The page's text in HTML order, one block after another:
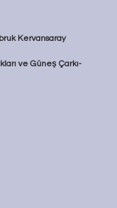
Kervansaray
ve Güneş Çarkı-